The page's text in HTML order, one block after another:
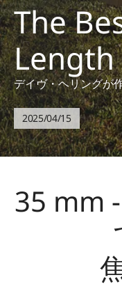
The
Length
デイヴ・ヘリングが
2025/04/15
35 mm